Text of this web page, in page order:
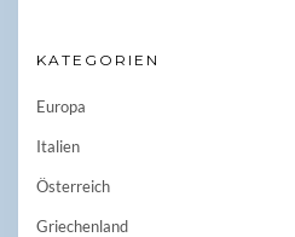
KATEGORIEN
Europa
Italien
Österreich
Griechenland